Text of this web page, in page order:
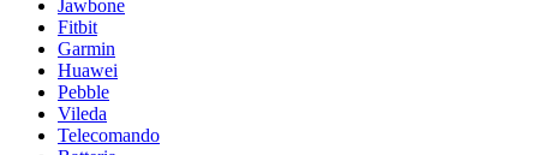
Jawbone
Fitbit
Garmin
Huawei
Pebble
Vileda
Telecomando